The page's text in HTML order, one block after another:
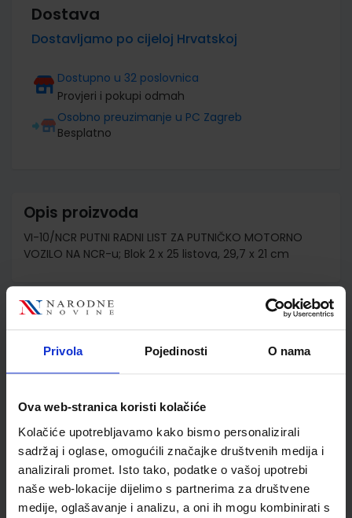
Privola Pojedinosti O nama
Ova web-stranica koristi kolačiće
Kolačiće upotrebljavamo kako bismo personalizirali
sadržaj i oglase, omogućili značajke društvenih medija i
analizirali promet. Isto tako, podatke o vašoj upotrebi
naše web-lokacije dijelimo s partnerima za društvene
medije, oglašavanje i analizu, a oni ih mogu kombinirati s
Dostava
Dostavljamo po cijeloj Hrvatskoj
Dostupno u 32 poslovnica
Provjeri i pokupi odmah
Osobno preuzimanje u PC Zagreb
Besplatno
Opis proizvoda
VI-10/NCR PUTNI RADNI LIST ZA PUTNIČKO MOTORNO
VOZILO NA NCR-u; Blok 2 x 25 listova, 29,7 x 21 cm
Detalji proizvoda
Šifra proizvoda
060011
Jedinična mjera